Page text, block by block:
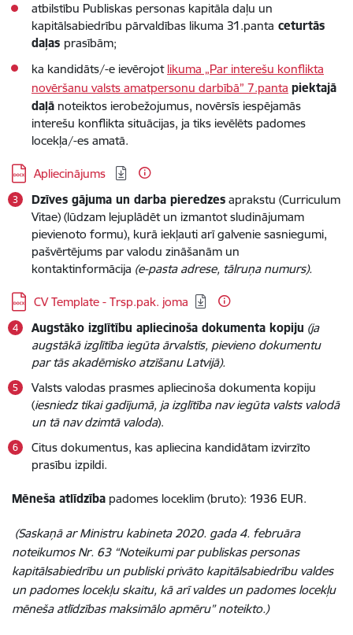
atbilstību Publiskas personas kapitāla daļu un
kapitālsabiedrību pārvaldības likuma 31.panta ceturtās
daļas prasībām;
ka kandidāts/-e ievērojot likuma „Par interešu konflikta
novēršanu valsts amatpersonu darbībā” 7.panta piektajā
daļā noteiktos ierobežojumus, novērsīs iespējamās
interešu konflikta situācijas, ja tiks ievēlēts padomes
locekļa/-es amatā.
Lejupielādēt:
Apliecinājums
Dzīves gājuma un darba pieredzes aprakstu (Curriculum
Vitae) (lūdzam lejuplādēt un izmantot sludinājumam
pievienoto formu), kurā iekļauti arī galvenie sasniegumi,
pašvērtējums par valodu zināšanām un
kontaktinformācija (e-pasta adrese, tālruņa numurs).
Lejupielādēt:
CV Template - Trsp.pak. joma
Augstāko izglītību apliecinoša dokumenta kopiju (ja
augstākā izglītība iegūta ārvalstīs, pievieno dokumentu
par tās akadēmisko atzīšanu Latvijā).
Valsts valodas prasmes apliecinoša dokumenta kopiju
(iesniedz tikai gadījumā, ja izglītība nav iegūta valsts valodā
un tā nav dzimtā valoda).
Citus dokumentus, kas apliecina kandidātam izvirzīto
prasību izpildi.
Mēneša atlīdzība padomes loceklim (bruto): 1936 EUR.
(Saskaņā ar Ministru kabineta 2020. gada 4. februāra
noteikumos Nr. 63 “Noteikumi par publiskas personas
kapitālsabiedrību un publiski privāto kapitālsabiedrību valdes
un padomes locekļu skaitu, kā arī valdes un padomes locekļu
mēneša atlīdzības maksimālo apmēru” noteikto.)